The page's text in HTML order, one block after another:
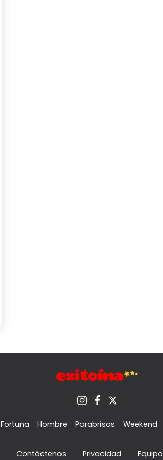
Fortuna Hombre Parabrisas Weekend
Contáctenos Privacidad Equipo